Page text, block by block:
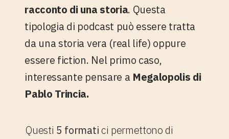
racconto di una storia. Questa
tipologia di podcast può essere tratta
da una storia vera (real life) oppure
essere fiction. Nel primo caso,
interessante pensare a Megalopolis di
Pablo Trincia.
Questi 5 formatici permettono di